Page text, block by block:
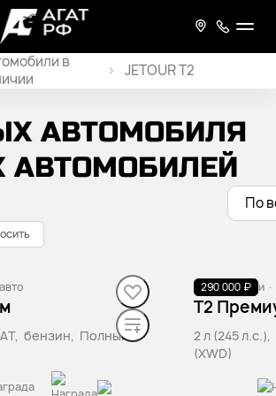
JETOUR T2
АВТОМОБИЛЯ
АВТОМОБИЛЕЙ
По
бензин, Полный
290 000 ₽
В наличии ·
T2
2 л (245
(XWD)